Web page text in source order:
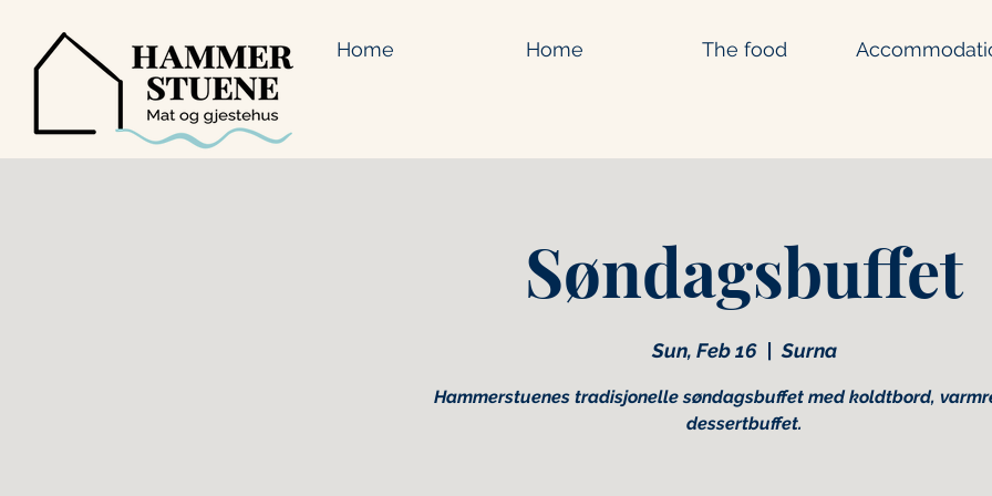
Home Home The food
Søndagsbuffet
Sun, Feb 16
  |
Surna
Hammerstuenes tradisjonelle søndagsbuffet med koldtbord,
dessertbuffet.